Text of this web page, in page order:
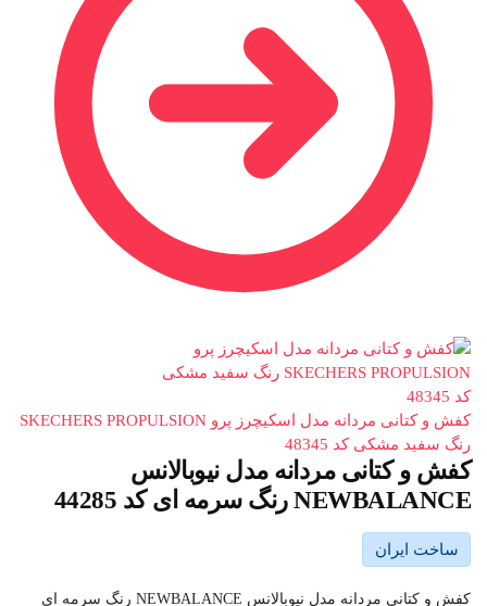
کفش و کتانی مردانه مدل اسکیچرز پرو SKECHERS PROPULSION
رنگ سفید مشکی کد 48345
کفش و کتانی مردانه مدل نیوبالانس
NEWBALANCE رنگ سرمه ای کد 44285
ساخت ایران
کفش و کتانی مردانه مدل نیوبالانس NEWBALANCE رنگ سرمه ای